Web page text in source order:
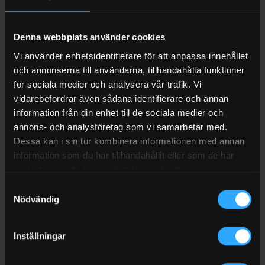
Denna webbplats använder cookies
Vi använder enhetsidentifierare för att anpassa innehållet
och annonserna till användarna, tillhandahålla funktioner
för sociala medier och analysera vår trafik. Vi
vidarebefordrar även sådana identifierare och annan
information från din enhet till de sociala medier och
annons- och analysföretag som vi samarbetar med.
Dessa kan i sin tur kombinera informationen med annan
information som du har tillhandahållit eller som de har
Nödvändig
Inställningar
−
+
LÄGG TILL
Visa alla tillbehör (4)